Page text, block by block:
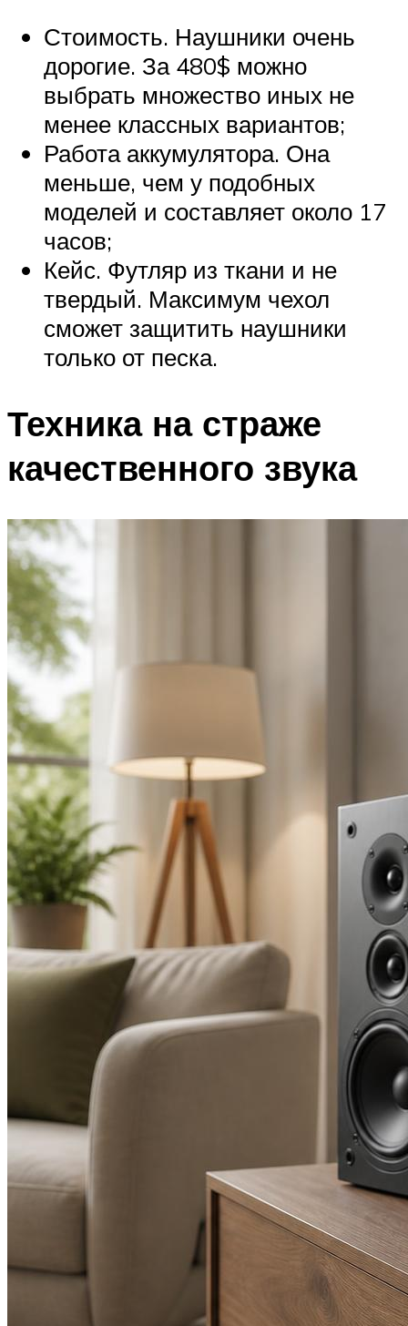
Стоимость. Наушники очень
дорогие. За 480$ можно
выбрать множество иных не
менее классных вариантов;
Работа аккумулятора. Она
меньше, чем у подобных
моделей и составляет около 17
часов;
Кейс. Футляр из ткани и не
твердый. Максимум чехол
сможет защитить наушники
только от песка.
Техника на страже
качественного звука